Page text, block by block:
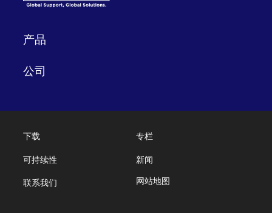
产品
公司
下载
可持续性
联系我们
专栏
新闻
网站地图